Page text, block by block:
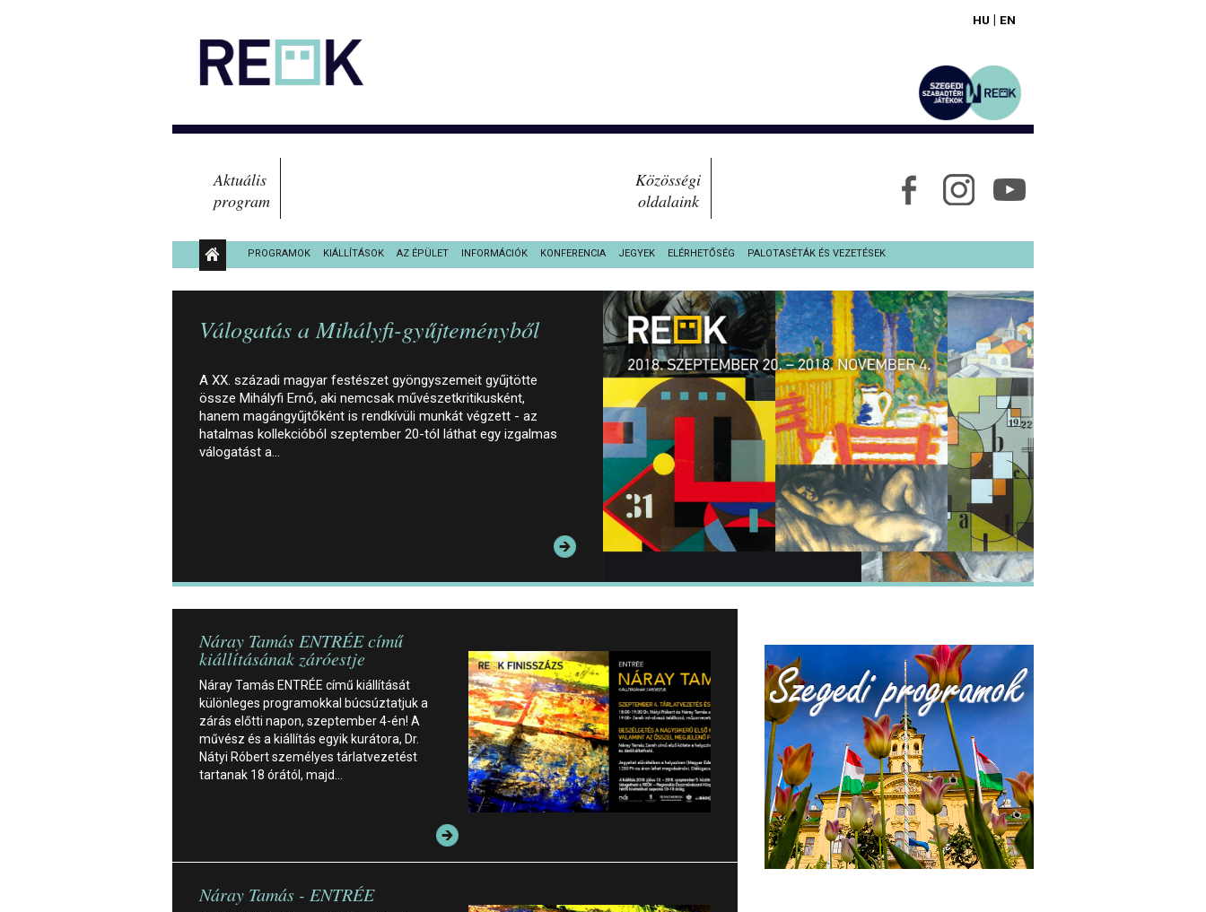
Aktuális
program
Közösségi
oldalaink
HU | EN
PROGRAMOK KIÁLLÍTÁSOK AZ ÉPÜLET INFORMÁCIÓK KONFERENCIA JEGYEK ELÉRHETŐSÉG PALOTASÉTÁK ÉS VEZETÉSEK
KÖZÉRDEKŰ ADATOK
Válogatás a Mihályfi-gyűjteményből
A XX. századi magyar festészet gyöngyszemeit gyűjtötte
össze Mihályfi Ernő, aki nemcsak művészetkritikusként,
hanem magángyűjtőként is rendkívüli munkát végzett - az
hatalmas kollekcióból szeptember 20-tól láthat egy izgalmas
válogatást a…
Náray Tamás ENTRÉE című
kiállításának záróestje
Náray Tamás ENTRÉE című kiállítását
különleges programokkal búcsúztatjuk a
zárás előtti napon, szeptember 4-én! A
művész és a kiállítás egyik kurátora, Dr.
Nátyi Róbert személyes tárlatvezetést
tartanak 18 órától, majd…
Náray Tamás - ENTRÉE